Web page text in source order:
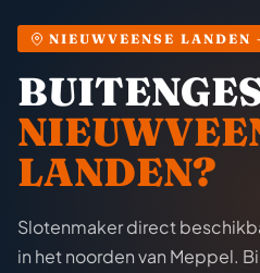
NIEUWVEENSE LANDEN
LANDEN?
Slotenmaker direct
in het noorden van Meppel.